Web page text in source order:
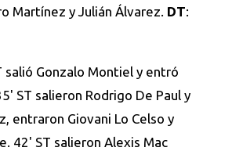
Martínez y Julián Álvarez. DT:
salió Gonzalo Montiel y entró
ST salieron Rodrigo De Paul y
entraron Giovani Lo Celso y
42' ST salieron Alexis Mac